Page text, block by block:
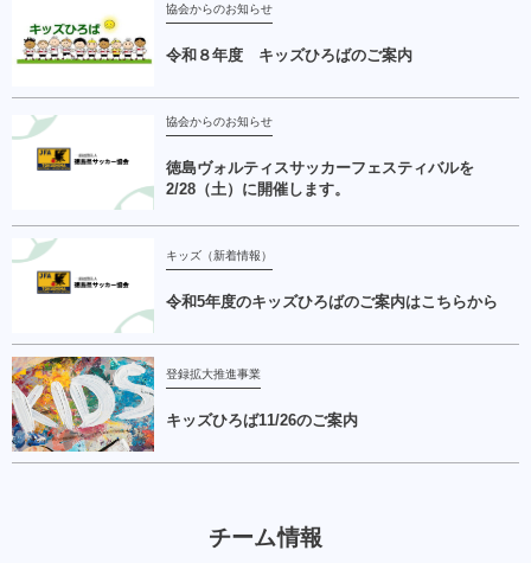
協会からのお知らせ
令和８年度 キッズひろばのご案内
協会からのお知らせ
徳島ヴォルティスサッカーフェスティバルを
2/28（土）に開催します。
キッズ（新着情報）
令和5年度のキッズひろばのご案内はこちらから
登録拡大推進事業
キッズひろば11/26のご案内
チーム情報